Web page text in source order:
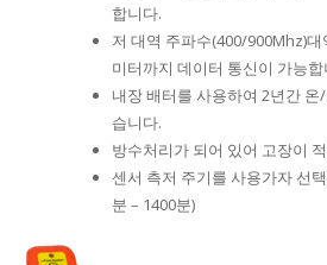
합니다.
저 대역 주파수(400/900Mhz)
미터까지 데이터 통신이 가능합
내장 배터를 사용하여 2년간
습니다.
방수처리가 되어 있어 고장이
센서 측저 주기를 사용가자 선
분 – 1400분)